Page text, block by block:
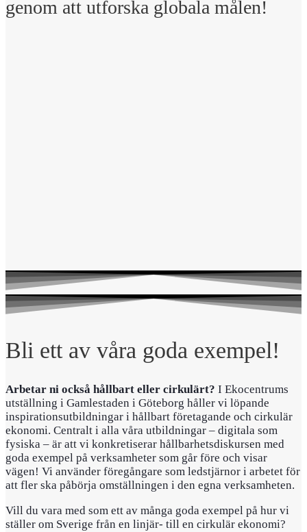
genom att utforska globala målen!
Bli ett av våra goda exempel!
Arbetar ni också hållbart eller cirkulärt? I Ekocentrums
utställning i Gamlestaden i Göteborg håller vi löpande
inspirationsutbildningar i hållbart företagande och cirkulär
ekonomi. Centralt i alla våra utbildningar – digitala som
fysiska – är att vi konkretiserar hållbarhetsdiskursen med
goda exempel på verksamheter som går före och visar
vägen! Vi använder föregångare som ledstjärnor i arbetet för
att fler ska påbörja omställningen i den egna verksamheten.
Vill du vara med som ett av många goda exempel på hur vi
ställer om Sverige från en linjär- till en cirkulär ekonomi?